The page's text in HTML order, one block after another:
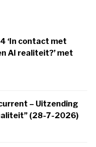
‘In contact met
AI realiteit?’ met
– Uitzending
(28-7-2026)